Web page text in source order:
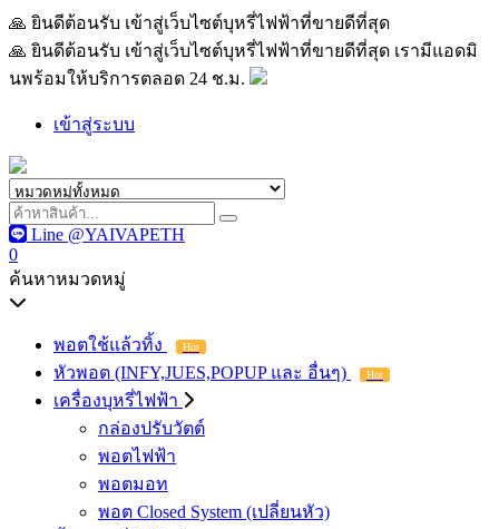
🙏 ยินดีต้อนรับ เข้าสู่เว็บไซต์บุหรี่ไฟฟ้าที่ขายดีที่สุด เรามีแอดมิน
🙏 ยินดีต้อนรับ เข้าสู่เว็บไซต์บุหรี่ไฟฟ้าที่ขายดีที่สุด เรามีแอดมิ
นพร้อมให้บริการตลอด 24 ช.ม.
เข้าสู่ระบบ
Line @YAIVAPETH
0
ค้นหาหมวดหมู่
พอตใช้แล้วทิ้ง Hot
หัวพอต (INFY,JUES,POPUP และ อื่นๆ) Hot
เครื่องบุหรี่ไฟฟ้า
กล่องปรับวัตต์
พอตไฟฟ้า
พอตมอท
พอต Closed System (เปลี่ยนหัว)